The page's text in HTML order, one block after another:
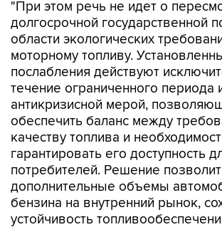
области экологических
моторному топливу.
послабления действуют
течение ограниченного периода
антикризисной мерой,
обеспечить баланс между
качеству топлива и
гарантировать его доступность
потребителей. Решение позволит
дополнительные объемы
бензина на внутренний рынок,
устойчивость
минимизировать риски
перебоев с поставками топлива",